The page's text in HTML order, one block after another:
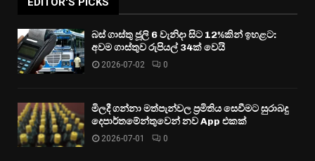
බස් ගාස්තු ජූලි 6 වැනිදා සිට 12%කින් ඉහළට:
අවම ගාස්තුව රුපියල් 34ක් වෙයි
2026-07-02 0
මිලදී ගන්නා මත්පැන්වල ප්‍රමිතිය සෙවීමට සුරාබදු
දෙපාර්තමේන්තුවෙන් නව App එකක්
2026-07-01 0